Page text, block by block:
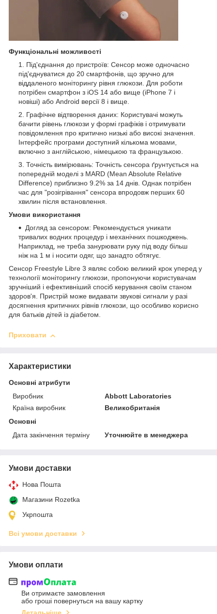
Функціональні можливості
Під'єднання до пристроїв: Сенсор може одночасно
під'єднуватися до 20 смартфонів, що зручно для
віддаленого моніторингу рівня глюкози. Для роботи
потрібен смартфон з iOS 14 або вище (iPhone 7 і
новіші) або Android версії 8 і вище.
Графічне відтворення даних: Користувачі можуть
бачити рівень глюкози у формі графіків і отримувати
повідомлення про критично низькі або високі значення.
Інтерфейс програми доступний кількома мовами,
включно з англійською, німецькою та французькою.
Точність вимірювань: Точність сенсора ґрунтується на
попередній моделі з MARD (Mean Absolute Relative
Difference) приблизно 9.2% за 14 днів. Однак потрібен
час для "розігрівання" сенсора впродовж перших 60
хвилин після встановлення.
Умови використання
Догляд за сенсором: Рекомендується уникати
тривалих водних процедур і механічних пошкоджень.
Наприклад, не треба занурювати руку під воду більш
ніж на 1 м і носити одяг, що занадто обтягує.
Сенсор Freestyle Libre 3 являє собою великий крок уперед у
технології моніторингу глюкози, пропонуючи користувачам
зручніший і ефективніший спосіб керування своїм станом
здоров'я. Пристрій може видавати звукові сигнали у разі
досягнення критичних рівнів глюкози, що особливо корисно
для батьків дітей із діабетом.
Приховати
Характеристики
Основні атрибути
Виробник
Abbott Laboratories
Країна виробник
Великобританія
Основні
Дата закінчення терміну
Уточнюйте в менеджера
Умови доставки
Нова Пошта
Магазини Rozetka
Укрпошта
Всі умови доставки
Умови оплати
Ви отримаєте замовлення
або гроші повернуться на вашу картку
Детальніше